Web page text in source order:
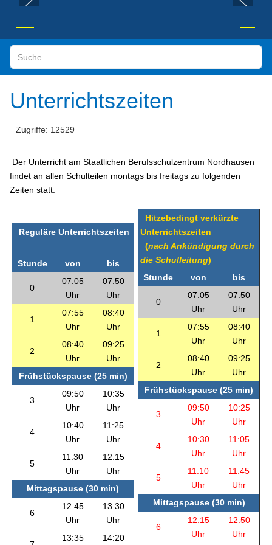
Mobile Menu Toggle Off-
Suchen
Unterrichtszeiten
Zugriffe: 12529
Der Unterricht am Staatlichen Berufsschulzentrum Nordhausen
findet an allen Schulteilen montags bis freitags zu folgenden
Zeiten statt:
Reguläre Unterrichtszeiten
Stunde von bis
0
07:05
Uhr
07:50
Uhr
1
07:55
Uhr
08:40
Uhr
2
08:40
Uhr
09:25
Uhr
Frühstückspause (25 min)
3
09:50
Uhr
10:35
Uhr
4
10:40
Uhr
11:25
Uhr
5
11:30
Uhr
12:15
Uhr
Mittagspause (30 min)
6
12:45
Uhr
13:30
Uhr
13:35 14:20
Hitzebedingt verkürzte
Unterrichtszeiten
(nach Ankündigung durch
die Schulleitung)
Stunde
von bis
0
07:05
Uhr
07:50
Uhr
1
07:55
Uhr
08:40
Uhr
2
08:40
Uhr
09:25
Uhr
Frühstückspause (25 min)
3
09:50
Uhr
10:25
Uhr
4
10:30
Uhr
11:05
Uhr
5
11:10
Uhr
11:45
Uhr
Mittagspause (30 min)
6
12:15
Uhr
12:50
Uhr